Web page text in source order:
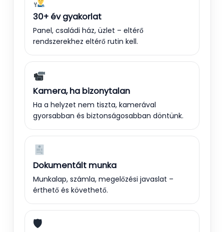
30+ év gyakorlat
Panel, családi ház, üzlet – eltérő
rendszerekhez eltérő rutin kell.
Kamera, ha bizonytalan
Ha a helyzet nem tiszta, kamerával
gyorsabban és biztonságosabban döntünk.
Dokumentált munka
Munkalap, számla, megelőzési javaslat –
érthető és követhető.
🛡